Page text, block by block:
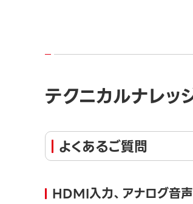
テクニカルナレッ
よくあるご質問
HDMI入力、アナログ音